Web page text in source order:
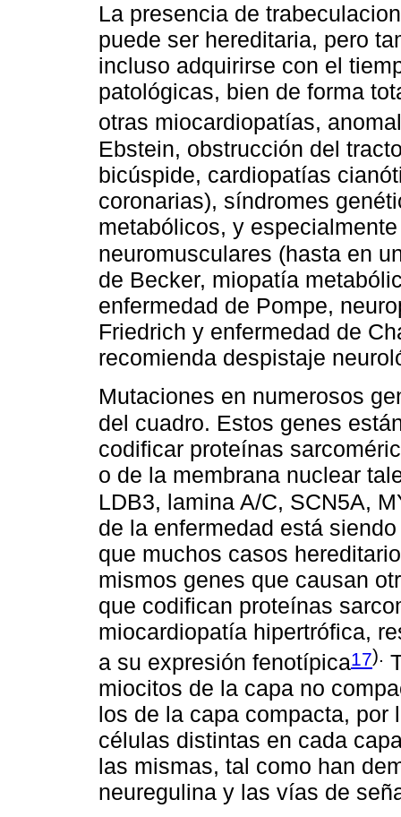
La presencia de
puede ser hereditaria, pero
incluso adquirirse con el
patológicas, bien de forma
otras miocardiopatías,
Ebstein, obstrucción del
bicúspide, cardiopatías
coronarias), síndromes
metabólicos, y
neuromusculares (hasta en
de Becker, miopatía
enfermedad de Pompe,
Friedrich y enfermedad de
recomienda despistaje
Mutaciones en numerosos
del cuadro. Estos genes
codificar proteínas
o de la membrana nuclear
LDB3, lamina A/C, SCN5A,
de la enfermedad está
que muchos casos
mismos genes que causan
que codifican proteínas
miocardiopatía hipertrófica,
a su expresión fenotípica17).
miocitos de la capa no
los de la capa compacta, por
células distintas en cada
las mismas, tal como han
neuregulina y las vías de